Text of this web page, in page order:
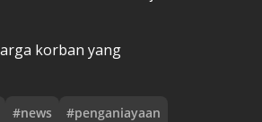
korban yang
#news #penganiayaan